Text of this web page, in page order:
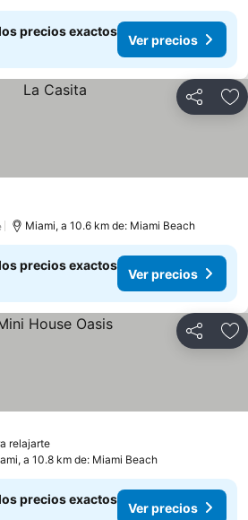
precios exactos
Ver precios
Compartir
Miami, a 10.6 km de: Miami Beach
precios exactos
Ver precios
Compartir
relajarte
a 10.8 km de: Miami Beach
precios exactos
Ver precios